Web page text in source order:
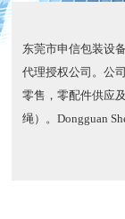
东莞市申信包装设
代理授权公司。公
零售，零配件供应
绳）。​ Dongguan